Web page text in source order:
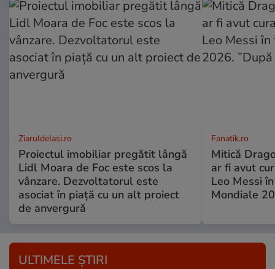
ZiaruldeIasi.ro
Proiectul imobiliar pregătit lângă
Lidl Moara de Foc este scos la
vânzare. Dezvoltatorul este
asociat în piață cu un alt proiect
de anvergură
Fanatik.ro
Mitică
ar fi avut
Leo Messi
Mondiale
ULTIMELE ȘTIRI